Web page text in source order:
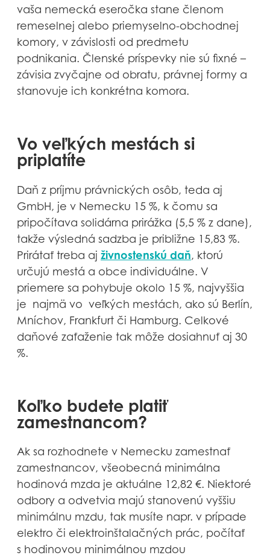
vaša nemecká eseročka stane členom
remeselnej alebo priemyselno-obchodnej
komory, v závislosti od predmetu
podnikania. Členské príspevky nie sú fixné –
závisia zvyčajne od obratu, právnej formy a
stanovuje ich konkrétna komora.
Vo veľkých mestách si
priplatíte
Daň z príjmu právnických osôb, teda aj
GmbH, je v Nemecku 15 %, k čomu sa
pripočítava solidárna prirážka (5,5 % z dane),
takže výsledná sadzba je približne 15,83 %.
Prirátať treba aj živnostenskú daň, ktorú
určujú mestá a obce individuálne. V
priemere sa pohybuje okolo 15 %, najvyššia
je najmä vo veľkých mestách, ako sú Berlín,
Mníchov, Frankfurt či Hamburg. Celkové
daňové zaťaženie tak môže dosiahnuť aj 30
%.
Koľko budete platiť
zamestnancom?
Ak sa rozhodnete v Nemecku zamestnať
zamestnancov, všeobecná minimálna
hodinová mzda je aktuálne 12,82 €. Niektoré
odbory a odvetvia majú stanovenú vyššiu
minimálnu mzdu, tak musíte napr. v prípade
elektro či elektroinštalačných prác, počítať
s hodinovou minimálnou mzdou